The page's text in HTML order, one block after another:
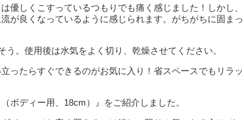
優しくこすっているつもりでも痛く感じました！しかし、
が良くなっているように感じられます。がちがちに固まっ
。使用後は水気をよく切り、乾燥させてください。
ったらすぐできるのがお気に入り！省スペースでもリラッ
ボディー用、18cm）』をご紹介しました。